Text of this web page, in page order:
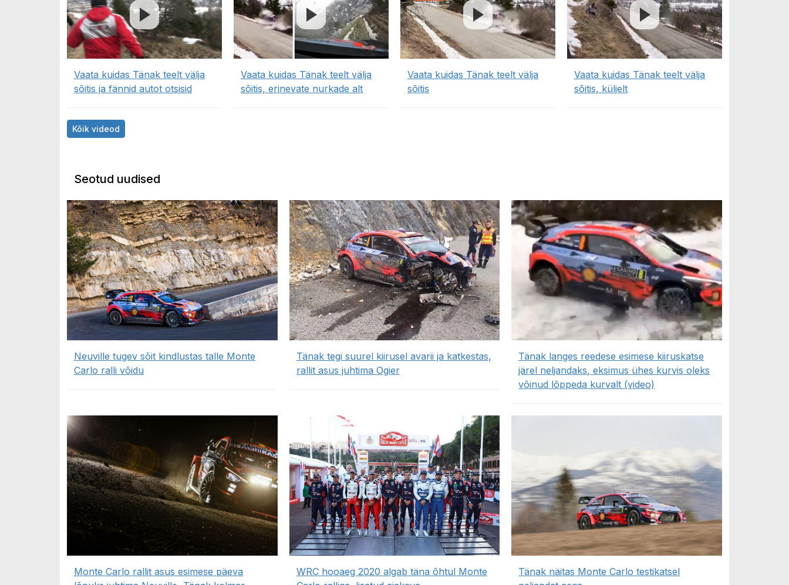
Vaata kuidas Tänak teelt välja
sõitis ja fännid autot otsisid
Vaata kuidas Tänak teelt välja
sõitis, erinevate nurkade alt
Vaata kuidas Tänak teelt välja
sõitis
Vaata kuidas Tänak teelt välja
sõitis, küljelt
Kõik videod
Seotud uudised
Neuville tugev sõit kindlustas talle Monte
Carlo ralli võidu
Tänak tegi suurel kiirusel avarii ja katkestas,
rallit asus juhtima Ogier
Tänak langes reedese esimese kiiruskatse
järel neljandaks, eksimus ühes kurvis oleks
võinud lõppeda kurvalt (video)
Monte Carlo rallit asus esimese päeva
WRC hooaeg 2020 algab täna õhtul Monte
Tänak näitas Monte Carlo testikatsel